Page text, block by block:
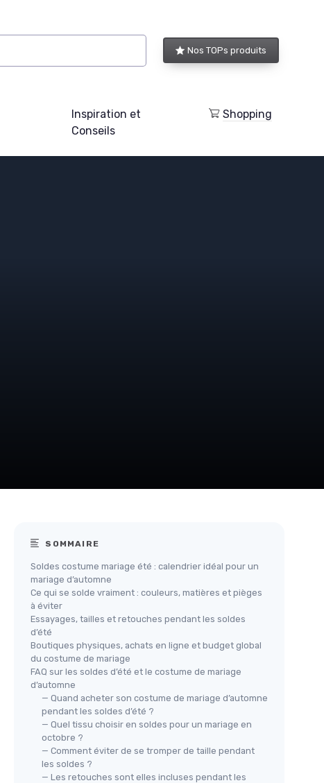
Nos TOPs produits
Inspiration et
Conseils
Shopping
SOMMAIRE
Soldes costume mariage été : calendrier idéal pour un
mariage d’automne
Ce qui se solde vraiment : couleurs, matières et pièges
à éviter
Essayages, tailles et retouches pendant les soldes
d’été
Boutiques physiques, achats en ligne et budget global
du costume de mariage
FAQ sur les soldes d’été et le costume de mariage
d’automne
— Quand acheter son costume de mariage d’automne
pendant les soldes d’été ?
— Quel tissu choisir en soldes pour un mariage en
octobre ?
— Comment éviter de se tromper de taille pendant
les soldes ?
— Les retouches sont elles incluses pendant les